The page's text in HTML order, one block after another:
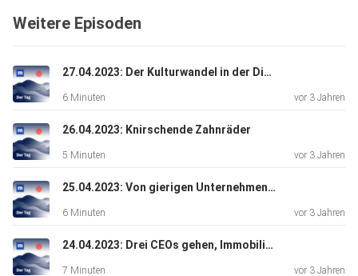
+++ Alle Infos zu unseren Werbepartnern finden Sie hier.
Die
manager-Gruppe ist nicht für den Inhalt dieser Seite
verantwortlich. +++
Alle Podcasts der manager Gruppe finden Sie hier.
Mehr Hintergründe zum Thema erhalten Sie bei manager+.
Jetzt drei
Weitere Episoden
27.04.2023: Der Kulturwandel in der Digitalszene
6 Minuten vor 3 Jahren
26.04.2023: Knirschende Zahnräder
5 Minuten vor 3 Jahren
25.04.2023: Von gierigen Unternehmen und knastbedrohten Managern
6 Minuten vor 3 Jahren
24.04.2023: Drei CEOs gehen, Immobilien gehen nicht
7 Minuten vor 3 Jahren